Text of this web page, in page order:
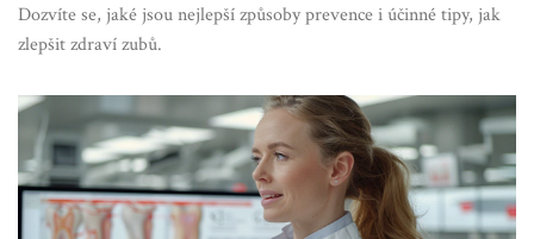
Dozvíte se, jaké jsou nejlepší způsoby prevence i účinné tipy, jak
zlepšit zdraví zubů.